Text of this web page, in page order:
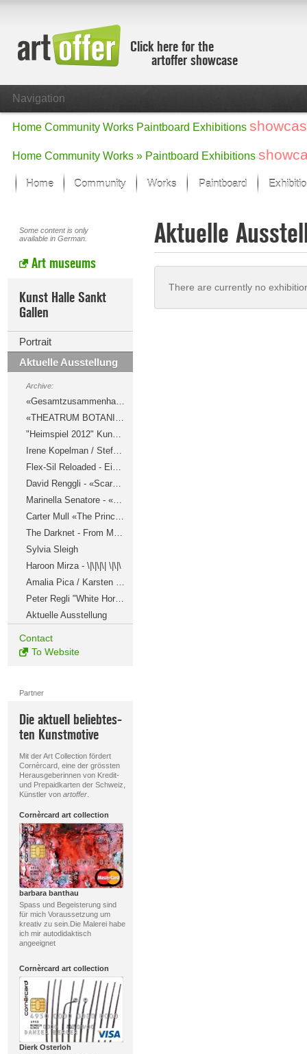
Click here for the
artoffer showcase
Navigation
Home Community Works Paintboard Exhibitions
Home Community Works » Paintboard Exhibitions
Home Community Works
Focus on the last month
All focus works
Default View
New Works - Selection
All new works
Paintboard
Some content is only
available in German.
Art museums
Kunst Halle Sankt
Gallen
Portrait
Aktuelle Ausstellung
Archive:
«Gesamtzusammenhang»
«THEATRUM BOTANICUM»
"Heimspiel 2012" Kunstschaffen aus AR, AI, SG, TG, FL und Voralberg
Irene Kopelman / Stefan Burger
Flex-Sil Reloaded - Eine Hommage an Roman Signer
David Renggli - «Scaramouche»
Marinella Senatore - «Public Secrets»
Carter Mull «The Princess is Caged in the ©», Tobias Kaspar «The Air on the Way to the Oyster»
The Darknet - From Memes to Onionland. An Exploration
Sylvia Sleigh
Haroon Mirza - \|\|\|\| \|\|\
Amalia Pica / Karsten Födinger
Peter Regli "White Horse Dream"
Aktuelle Ausstellung
Contact
To Website
Partner
Die aktuell beliebtes-
ten Kunstmotive
Mit der Art Collection fördert
Cornèrcard, eine der grössten
Herausgeberinnen von Kredit-
und Prepaidkarten der Schweiz,
Künstler von artoffer.
Cornèrcard art collection
barbara banthau
Spass und Begeisterung sind
für mich Voraussetzung um
kreativ zu sein.Die Malerei habe
ich mir autodidaktisch
angeeignet
Cornèrcard art collection
Dierk Osterloh
Aktuelle
There are currently no